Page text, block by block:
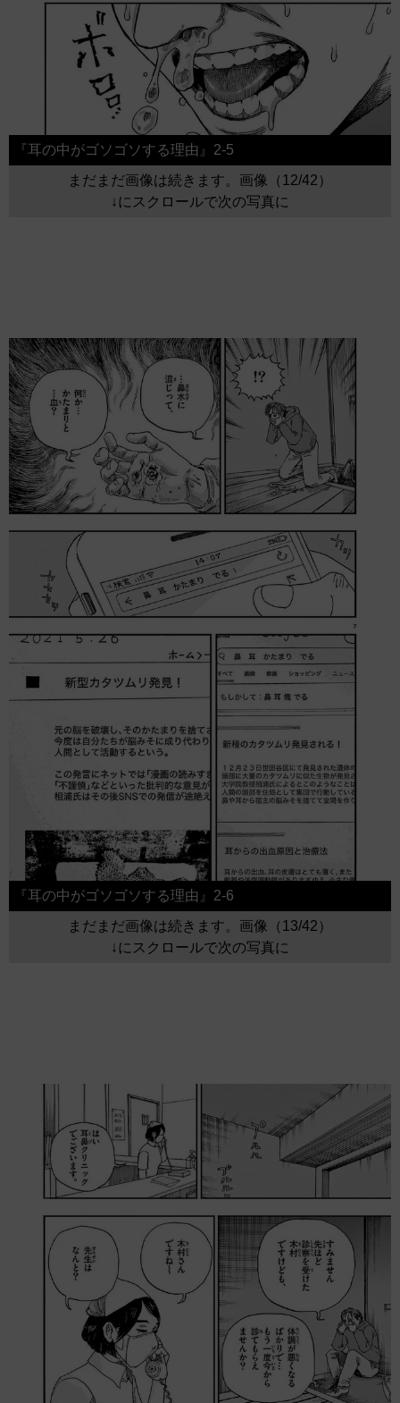
『耳の中がゴソゴソする理由』2-5
まだまだ画像は続きます。画像（12/42）
↓にスクロールで次の写真に
『耳の中がゴソゴソする理由』2-6
まだまだ画像は続きます。画像（13/42）
↓にスクロールで次の写真に